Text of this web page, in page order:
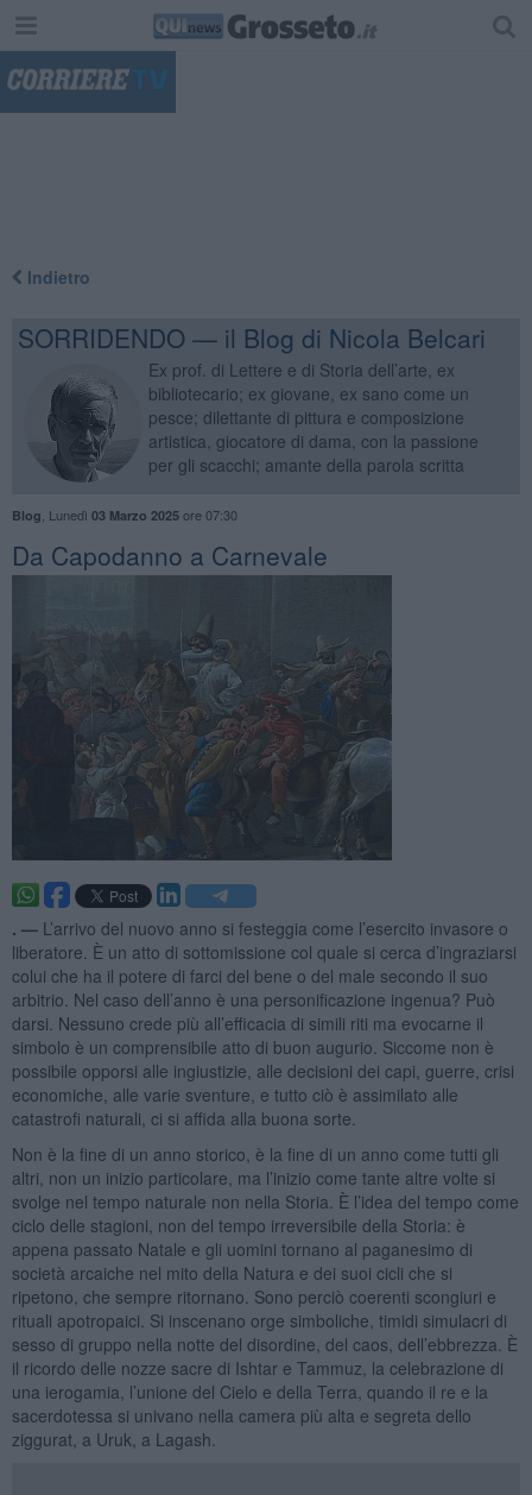
Indietro
SORRIDENDO — il Blog di Nicola Belcari
Ex prof. di Lettere e di Storia dell’arte, ex
bibliotecario; ex giovane, ex sano come un
pesce; dilettante di pittura e composizione
artistica, giocatore di dama, con la passione
per gli scacchi; amante della parola scritta
Blog Lunedì 03 Marzo 2025ore 07:30
Da Capodanno a Carnevale
. — L’arrivo del nuovo anno si festeggia come l’esercito invasore o
liberatore. È un atto di sottomissione col quale si cerca d’ingraziarsi
colui che ha il potere di farci del bene o del male secondo il suo
arbitrio. Nel caso dell’anno è una personificazione ingenua? Può
darsi. Nessuno crede più all’efficacia di simili riti ma evocarne il
simbolo è un comprensibile atto di buon augurio. Siccome non è
possibile opporsi alle ingiustizie, alle decisioni dei capi, guerre, crisi
economiche, alle varie sventure, e tutto ciò è assimilato alle
catastrofi naturali, ci si affida alla buona sorte.
Non è la fine di un anno storico, è la fine di un anno come tutti gli
altri, non un inizio particolare, ma l’inizio come tante altre volte si
svolge nel tempo naturale non nella Storia. È l’idea del tempo come
ciclo delle stagioni, non del tempo irreversibile della Storia: è
appena passato Natale e gli uomini tornano al paganesimo di
società arcaiche nel mito della Natura e dei suoi cicli che si
ripetono, che sempre ritornano. Sono perciò coerenti scongiuri e
rituali apotropaici. Si inscenano orge simboliche, timidi simulacri di
sesso di gruppo nella notte del disordine, del caos, dell’ebbrezza. È
il ricordo delle nozze sacre di Ishtar e Tammuz, la celebrazione di
una ierogamia, l’unione del Cielo e della Terra, quando il re e la
sacerdotessa si univano nella camera più alta e segreta dello
ziggurat, a Uruk, a Lagash.